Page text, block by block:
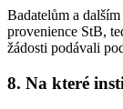
Badatelům a
provenience StB,
žádosti podávali
8. Na které